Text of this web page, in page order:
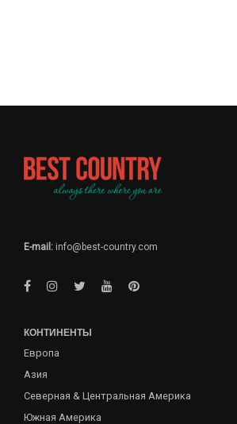
E-mail: info@best-country.com
КОНТИНЕНТЫ
Европа
Азия
Северная & Центральная Америка
Южная Америка